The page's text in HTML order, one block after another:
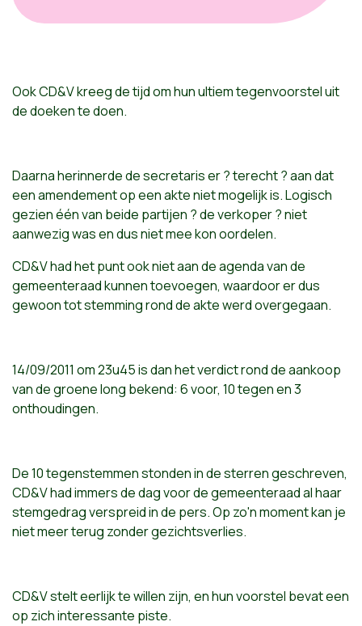
Ook CD&V kreeg de tijd om hun ultiem tegenvoorstel uit
de doeken te doen.
Daarna herinnerde de secretaris er ? terecht ? aan dat
een amendement op een akte niet mogelijk is. Logisch
gezien één van beide partijen ? de verkoper ? niet
aanwezig was en dus niet mee kon oordelen.
CD&V had het punt ook niet aan de agenda van de
gemeenteraad kunnen toevoegen, waardoor er dus
gewoon tot stemming rond de akte werd overgegaan.
14/09/2011 om 23u45 is dan het verdict rond de aankoop
van de groene long bekend: 6 voor, 10 tegen en 3
onthoudingen.
De 10 tegenstemmen stonden in de sterren geschreven,
CD&V had immers de dag voor de gemeenteraad al haar
stemgedrag verspreid in de pers. Op zo'n moment kan je
niet meer terug zonder gezichtsverlies.
CD&V stelt eerlijk te willen zijn, en hun voorstel bevat een
op zich interessante piste.